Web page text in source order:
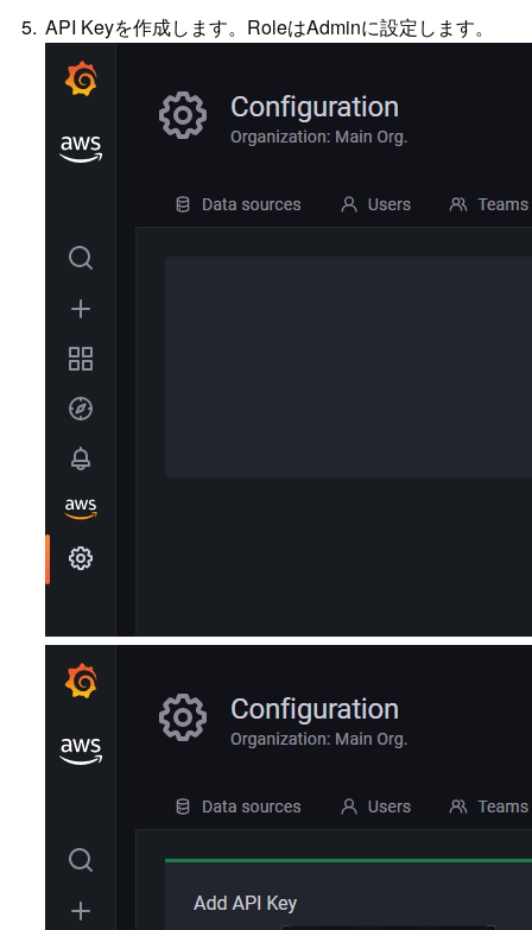
API Keyを作成します。RoleはAdminに設定します。